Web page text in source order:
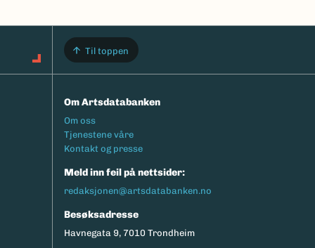
Til toppen
Om Artsdatabanken
Footermeny
Om oss
Tjenestene våre
Kontakt og presse
Meld inn feil på nettsider:
redaksjonen@artsdatabanken.no
Besøksadresse
Havnegata 9, 7010 Trondheim